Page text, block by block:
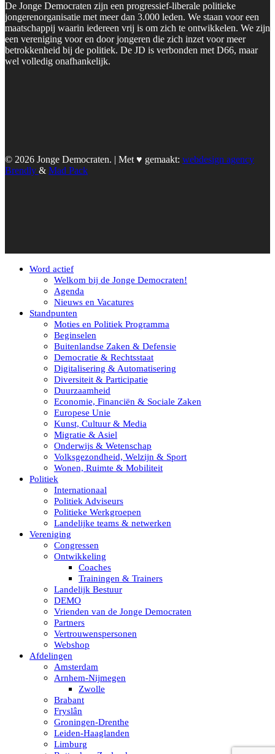
De Jonge Democraten zijn een progressief-liberale politieke
jongerenorganisatie met meer dan 3.000 leden. We staan voor een
maatschappij waarin iedereen vrij is om zich te ontwikkelen. We zijn
een vereniging voor en door jongeren die zich inzet voor meer
betrokkenheid bij de politiek. De JD is verbonden met D66, maar
wel volledig onafhankelijk.
© 2026 Jonge Democraten. | Met ♥︎ gemaakt: webdesign agency
Brendly & Mad Pack
Word actief
Welkom bij de Jonge Democraten!
Agenda
Nieuws en Vacatures
Standpunten
Moties en Politiek Programma
Beginselen
Buitenlandse Zaken & Defensie
Democratie & Rechtsstaat
Digitalisering & Automatisering
Diversiteit & Participatie
Duurzaamheid
Economie, Financiën & Sociale Zaken
Europese Unie
Kunst, Cultuur & Media
Migratie & Asiel
Onderwijs & Wetenschap
Volksgezondheid, Welzijn & Sport
Wonen, Ruimte & Mobiliteit
Politiek
Internationaal
Politiek Adviseurs
Politieke Werkgroepen
Landelijke teams & netwerken
Vereniging
Congressen
Ontwikkeling
Coaches
Trainingen & Trainers
Landelijk Bestuur
DEMO
Vrienden van de Jonge Democraten
Partners
Vertrouwenspersonen
Webshop
Afdelingen
Amsterdam
Arnhem-Nijmegen
Zwolle
Brabant
Fryslân
Groningen-Drenthe
Leiden-Haaglanden
Limburg